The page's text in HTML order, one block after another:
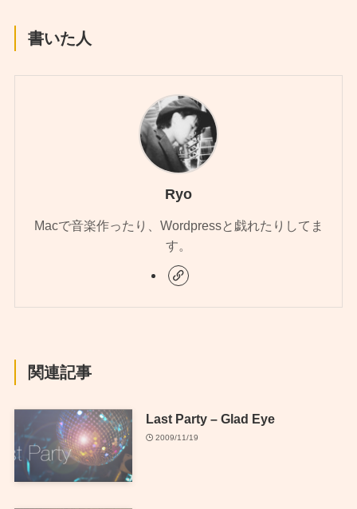
書いた人
Ryo
Macで音楽作ったり、Wordpressと戯れたりしてま
す。
関連記事
Last Party – Glad Eye
2009/11/19